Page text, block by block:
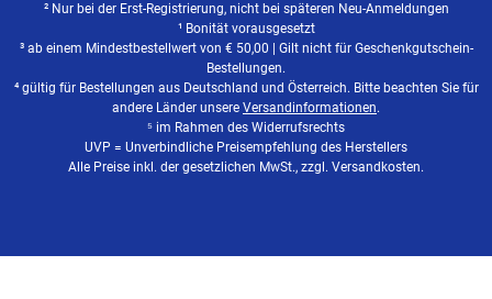
² Nur bei der Erst-Registrierung, nicht bei späteren Neu-Anmeldungen
¹ Bonität vorausgesetzt
³ ab einem Mindestbestellwert von € 50,00 | Gilt nicht für Geschenkgutschein-
Bestellungen.
⁴ gültig für Bestellungen aus Deutschland und Österreich. Bitte beachten Sie für
andere Länder unsere Versandinformationen.
⁵ im Rahmen des Widerrufsrechts
UVP = Unverbindliche Preisempfehlung des Herstellers
Alle Preise inkl. der gesetzlichen MwSt., zzgl. Versandkosten.